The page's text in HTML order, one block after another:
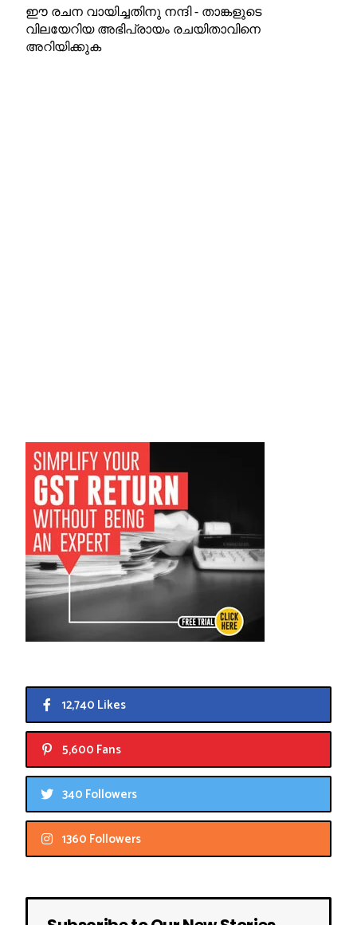
ഈ രചന വായിച്ചതിനു നന്ദി - താങ്കളുടെ
വിലയേറിയ അഭിപ്രായം രചയിതാവിനെ
അറിയിക്കുക
12,740 Likes
5,600 Fans
340 Followers
1360 Followers